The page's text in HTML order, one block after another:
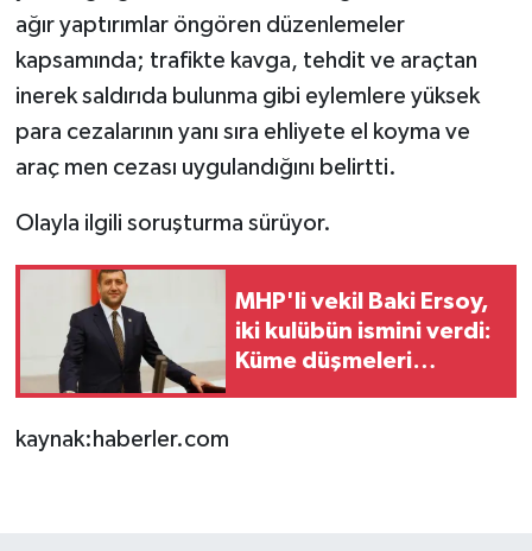
ağır yaptırımlar öngören düzenlemeler
kapsamında; trafikte kavga, tehdit ve araçtan
inerek saldırıda bulunma gibi eylemlere yüksek
para cezalarının yanı sıra ehliyete el koyma ve
araç men cezası uygulandığını belirtti.
Olayla ilgili soruşturma sürüyor.
MHP'li vekil Baki Ersoy,
iki kulübün ismini verdi:
Küme düşmeleri
kaynak:haberler.com